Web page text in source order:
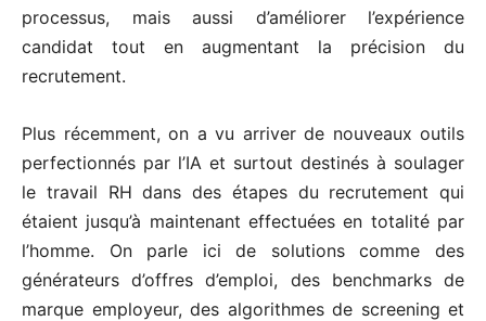
processus, mais aussi d’améliorer l’expérience
candidat tout en augmentant la précision du
recrutement.
Plus récemment, on a vu arriver de nouveaux outils
perfectionnés par l’IA et surtout destinés à soulager
le travail RH dans des étapes du recrutement qui
étaient jusqu’à maintenant effectuées en totalité par
l’homme. On parle ici de solutions comme des
générateurs d’offres d’emploi, des benchmarks de
marque employeur, des algorithmes de screening et